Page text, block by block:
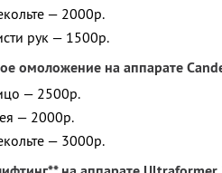
— 2000р.
рук — 1500р.
омоложение на аппарате
— 2500р.
— 2000р.
— 3000р.